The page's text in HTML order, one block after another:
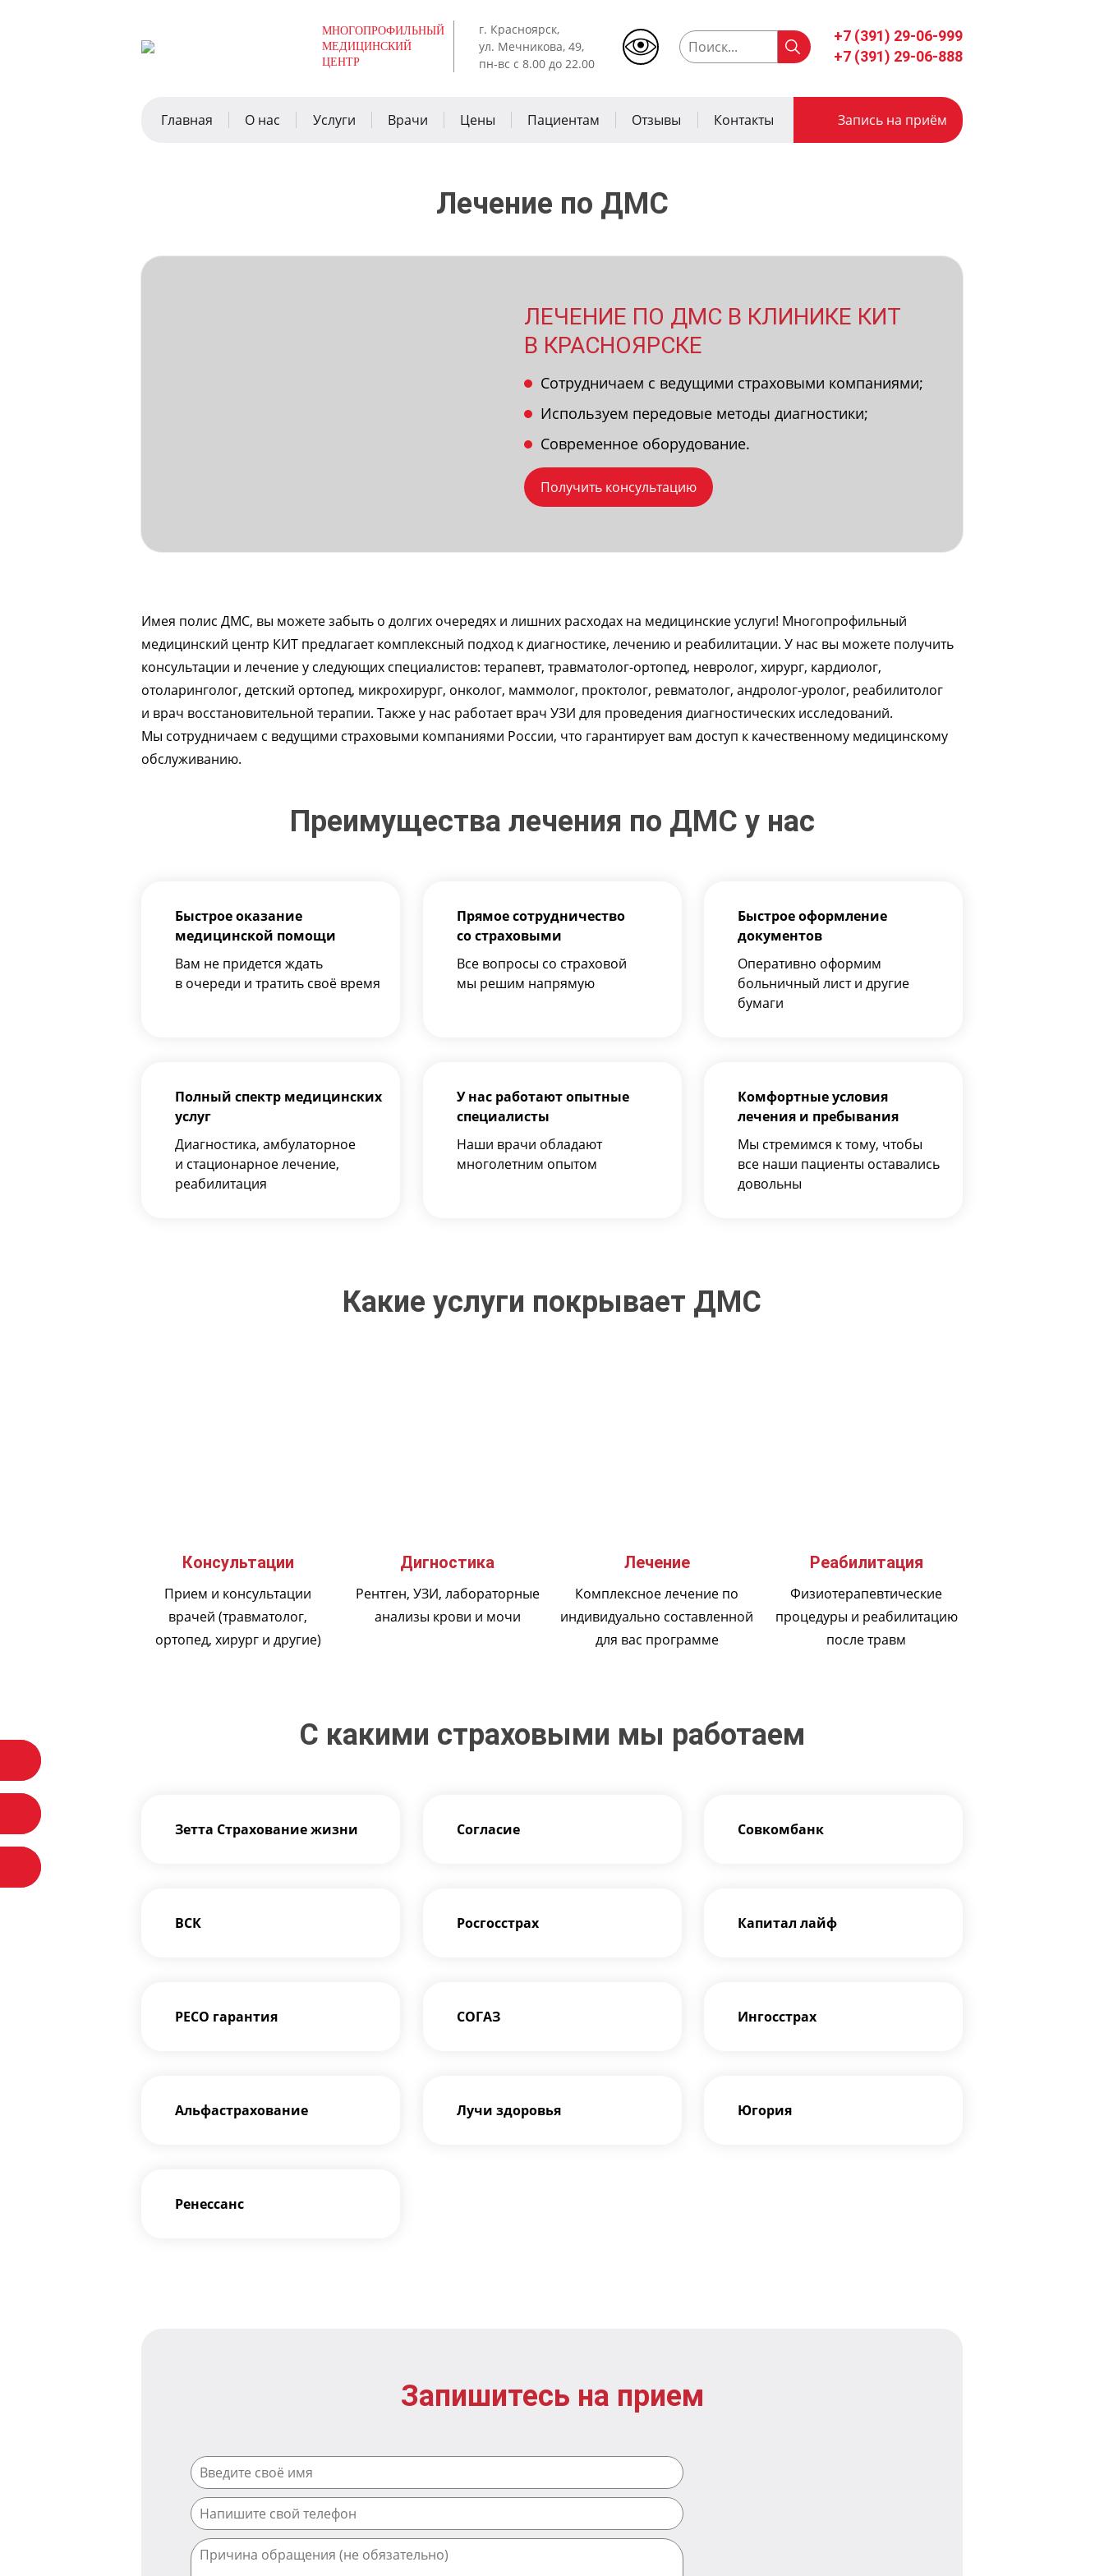
МНОГОПРОФИЛЬНЫЙ
МЕДИЦИНСКИЙ
ЦЕНТР
г. Красноярск,
ул. Мечникова, 49,
пн-вс с 8.00 до 22.00
+7 (391) 29-06-999
+7 (391) 29-06-888
Главная О нас Услуги Врачи Цены Пациентам Отзывы Контакты Запись на приём
Лечение по ДМС
ЛЕЧЕНИЕ ПО ДМС В КЛИНИКЕ КИТ
В КРАСНОЯРСКЕ
Сотрудничаем с ведущими страховыми компаниями;
Используем передовые методы диагностики;
Современное оборудование.
Получить консультацию
Имея полис ДМС, вы можете забыть о долгих очередях и лишних расходах на медицинские услуги! Многопрофильный
медицинский центр КИТ предлагает комплексный подход к диагностике, лечению и реабилитации. У нас вы можете получить
консультации и лечение у следующих специалистов: терапевт, травматолог-ортопед, невролог, хирург, кардиолог,
отоларинголог, детский ортопед, микрохирург, онколог, маммолог, проктолог, ревматолог, андролог-уролог, реабилитолог
и врач восстановительной терапии. Также у нас работает врач УЗИ для проведения диагностических исследований.
Мы сотрудничаем с ведущими страховыми компаниями России, что гарантирует вам доступ к качественному медицинскому
обслуживанию.
Преимущества лечения по ДМС у нас
Быстрое оказание
медицинской помощи
Вам не придется ждать
в очереди и тратить своё время
Прямое сотрудничество
со страховыми
Все вопросы со страховой
мы решим напрямую
Быстрое оформление
документов
Оперативно оформим
больничный лист и другие
бумаги
Полный спектр медицинских
услуг
Диагностика, амбулаторное
и стационарное лечение,
реабилитация
У нас работают опытные
специалисты
Наши врачи обладают
многолетним опытом
Комфортные условия
лечения и пребывания
Мы стремимся к тому, чтобы
все наши пациенты оставались
довольны
Какие услуги покрывает ДМС
Консультации
Прием и консультации
врачей (травматолог,
ортопед, хирург и другие)
Дигностика
Рентген, УЗИ, лабораторные
анализы крови и мочи
Лечение
Комплексное лечение по
индивидуально составленной
для вас программе
Реабилитация
Физиотерапевтические
процедуры и реабилитацию
после травм
С какими страховыми мы работаем
Зетта Страхование жизни Согласие Совкомбанк
ВСК Росгосстрах Капитал лайф
РЕСО гарантия СОГАЗ Ингосстрах
Альфастрахование Лучи здоровья Югория
Ренессанс
Запишитесь на прием